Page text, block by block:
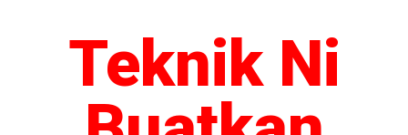
Teknik Ni